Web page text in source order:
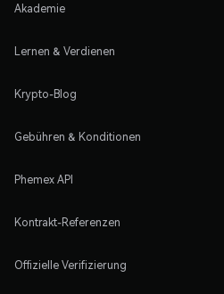
Akademie
Lernen & Verdienen
Krypto-Blog
Gebühren & Konditionen
Phemex API
Kontrakt-Referenzen
Offizielle Verifizierung